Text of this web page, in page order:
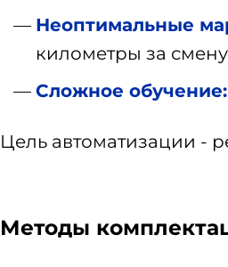
Неоптимальные
километры за
Сложное обучение:
Цель автоматизации -
Методы